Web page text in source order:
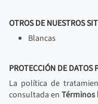
OTROS DE NUESTROS
Blancas
PROTECCIÓN DE DATOS
La política de
consultada en Términos